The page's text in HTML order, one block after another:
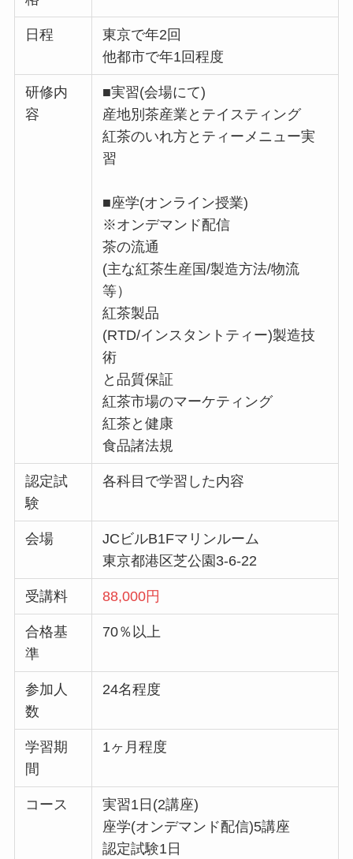
日程
東京で年2回
他都市で年1回程度
研修内
容
■実習(会場にて)
産地別茶産業とテイスティング
紅茶のいれ方とティーメニュー実
習
■座学(オンライン授業)
※オンデマンド配信
茶の流通
(主な紅茶生産国/製造方法/物流
等）
紅茶製品
(RTD/インスタントティー)製造技
術
と品質保証
紅茶市場のマーケティング
紅茶と健康
食品諸法規
認定試
験
各科目で学習した内容
会場
JCビルB1Fマリンルーム
東京都港区芝公園3-6-22
受講料 88,000円
合格基
準
70％以上
参加人
数
24名程度
学習期
間
1ヶ月程度
コース
実習1日(2講座)
座学(オンデマンド配信)5講座
認定試験1日